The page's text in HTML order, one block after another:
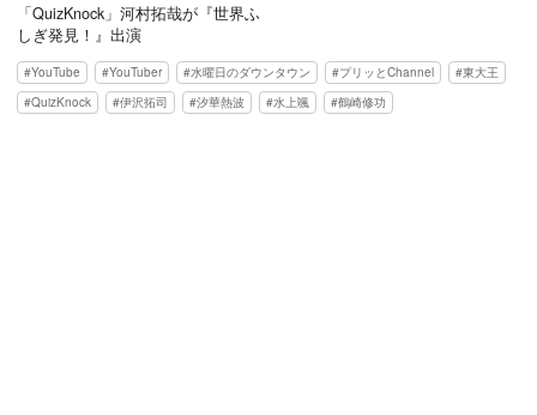
「QuizKnock」河村拓哉が『世界ふ
しぎ発見！』出演
YouTube YouTuber 水曜日のダウンタウン プリッとChannel
東大王
QuizKnock
伊沢拓司 汐華熱波 水上颯 鶴崎修功